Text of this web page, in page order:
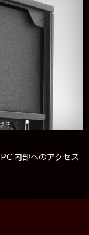
内部へのアクセス